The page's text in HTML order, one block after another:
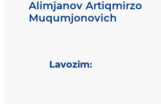
Alimjanov Artiqmirzo
Muqumjonovich
Lavozim: